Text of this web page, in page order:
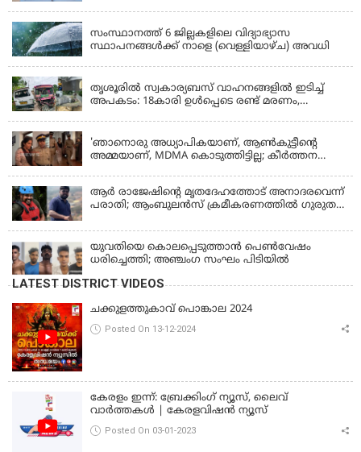
സംസ്ഥാനത്ത് 6 ജില്ലകളിലെ വിദ്യാഭ്യാസ
സ്ഥാപനങ്ങൾക്ക് നാളെ (വെള്ളിയാഴ്ച) അവധി
തൃശൂരിൽ സ്വകാര്യബസ് വാഹനങ്ങളില്‍ ഇടിച്ച്
അപകടം: 18കാരി ഉൾപ്പെടെ രണ്ട് മരണം,
'ഞാനൊരു അധ്യാപികയാണ്, ആണ്‍കുട്ടീന്റെ
അമ്മയാണ്‌, MDMA കൊടുത്തിട്ടില്ല; കീർത്തന
ആര്‍ രാജേഷിന്റെ മൃതദേഹത്തോട് അനാദരവെന്ന്
പരാതി; ആംബുലന്‍സ് ക്രമീകരണത്തില്‍ ഗുരുതര
ഫ്രീസര്‍ സംവിധാനം ഇല്ലാതെയെന്നും ആരോപണം
യുവതിയെ കൊലപ്പെടുത്താൻ പെൺവേഷം
ധരിച്ചെത്തി; അഞ്ചംഗ സംഘം പിടിയിൽ
LATEST DISTRICT VIDEOS
ചക്കുളത്തുകാവ് പൊങ്കാല 2024
Posted On 13-12-2024
കേരളം ഇന്ന്: ബ്രേക്കിംഗ് ന്യൂസ്, ലൈവ്
വാർത്തകൾ | കേരളവിഷൻ ന്യൂസ്
Posted On 03-01-2023